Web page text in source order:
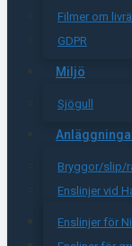
Filmer om
GDPR
Miljö
Sjögull
Bryggor/slip/
Enslinjer vid
Enslinjer för